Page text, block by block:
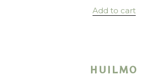
Add to cart
HUILMO